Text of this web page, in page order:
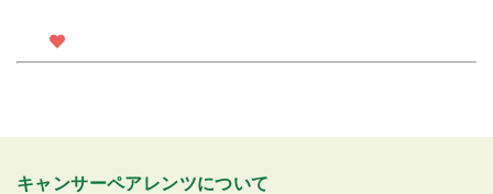
キャンサーペアレンツについて